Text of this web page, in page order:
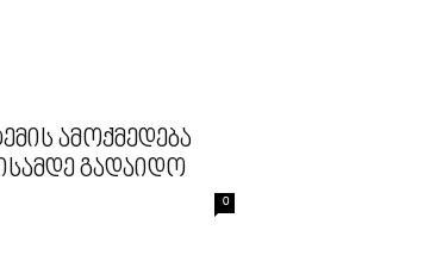
ამოქმედება
გადაიდო
0